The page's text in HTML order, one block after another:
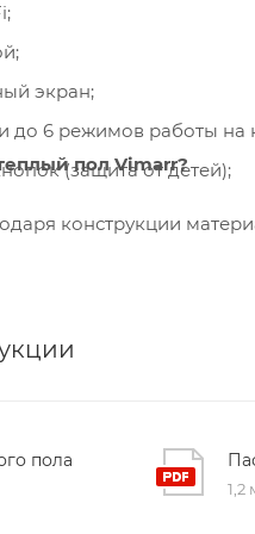
экран;
до 6 режимов работы на
(защита от детей);
пол Vimarr?
конструкции
минимальными, делая
пола
1,2